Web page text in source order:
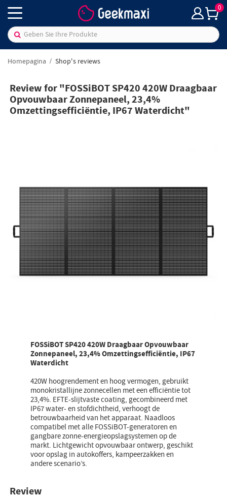
0
Homepagina Shop's reviews
Review for "FOSSiBOT SP420 420W Draagbaar
Opvouwbaar Zonnepaneel, 23,4%
Omzettingsefficiëntie, IP67 Waterdicht"
FOSSiBOT SP420 420W Draagbaar Opvouwbaar
Zonnepaneel, 23,4% Omzettingsefficiëntie, IP67
Waterdicht
420W hoogrendement en hoog vermogen, gebruikt
monokristallijne zonnecellen met een efficiëntie tot
23,4%. EFTE-slijtvaste coating, gecombineerd met
IP67 water- en stofdichtheid, verhoogt de
betrouwbaarheid van het apparaat. Naadloos
compatibel met alle FOSSiBOT-generatoren en
gangbare zonne-energieopslagsystemen op de
markt. Lichtgewicht opvouwbaar ontwerp, geschikt
voor opslag in autokoffers, kampeerzakken en
andere scenario’s.
Review